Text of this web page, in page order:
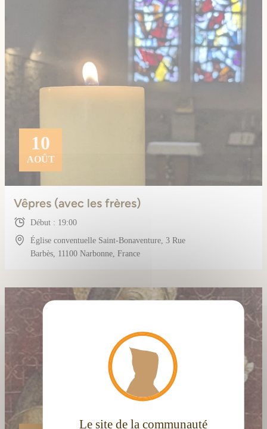
Le site de la communauté
10
AOÛT
Vêpres (avec les frères)
Début : 19:00
Église conventuelle Saint-Bonaventure, 3 Rue
Barbès, 11100 Narbonne, France